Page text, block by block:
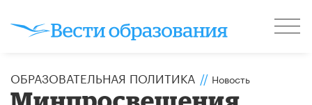
ОБРАЗОВАТЕЛЬНАЯ ПОЛИТИКА // Новость